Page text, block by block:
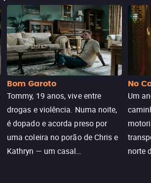
Bom Garoto
Tommy, 19 anos, vive entre
drogas e violência. Numa noite,
é dopado e acorda preso por
uma coleira no porão de Chris e
Kathryn — um casal
No
Um
norte